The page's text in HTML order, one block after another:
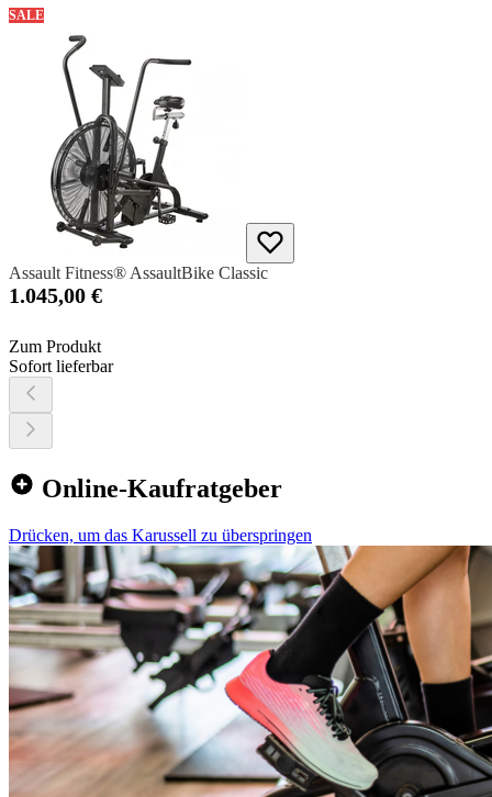
SALE
Assault Fitness® AssaultBike Classic
1.045,00 €
Zum Produkt
Sofort lieferbar
Online-Kaufratgeber
Drücken, um das Karussell zu überspringen